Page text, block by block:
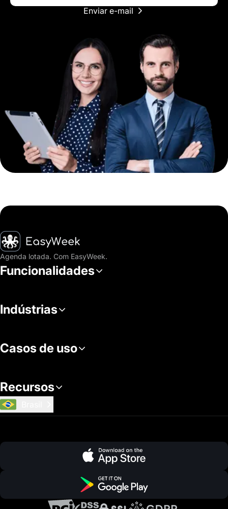
Enviar e-mail
Página inicial
Agenda lotada. Com EasyWeek.
Funcionalidades
Indústrias
Casos de uso
Recursos